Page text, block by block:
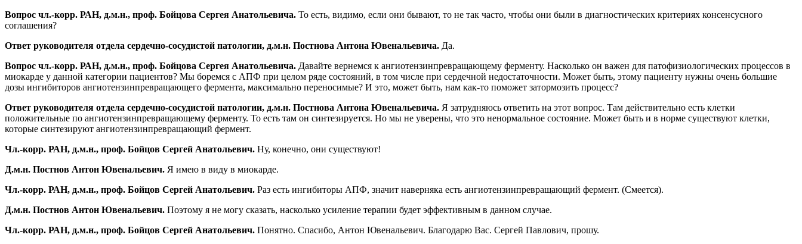
Вопрос чл.-корр. РАН, д.м.н., проф. Бойцова Сергея Анатольевича. То есть, видимо, если они бывают, то не так часто, чтобы они были в диагностических критериях консенсусного
соглашения?
Ответ руководителя отдела сердечно-сосудистой патологии, д.м.н. Постнова Антона Ювенальевича. Да.
Вопрос чл.-корр. РАН, д.м.н., проф. Бойцова Сергея Анатольевича. Давайте вернемся к ангиотензинпревращающему ферменту. Насколько он важен для патофизиологических процессов в
миокарде у данной категории пациентов? Мы боремся с АПФ при целом ряде состояний, в том числе при сердечной недостаточности. Может быть, этому пациенту нужны очень большие
дозы ингибиторов ангиотензинпревращающего фермента, максимально переносимые? И это, может быть, нам как-то поможет затормозить процесс?
Ответ руководителя отдела сердечно-сосудистой патологии, д.м.н. Постнова Антона Ювенальевича. Я затрудняюсь ответить на этот вопрос. Там действительно есть клетки
положительные по ангиотензинпревращающему ферменту. То есть там он синтезируется. Но мы не уверены, что это ненормальное состояние. Может быть и в норме существуют клетки,
которые синтезируют ангиотензинпревращающий фермент.
Чл.-корр. РАН, д.м.н., проф. Бойцов Сергей Анатольевич. Ну, конечно, они существуют!
Д.м.н. Постнов Антон Ювенальевич. Я имею в виду в миокарде.
Чл.-корр. РАН, д.м.н., проф. Бойцов Сергей Анатольевич. Раз есть ингибиторы АПФ, значит наверняка есть ангиотензинпревращающий фермент. (Cмеется).
Д.м.н. Постнов Антон Ювенальевич. Поэтому я не могу сказать, насколько усиление терапии будет эффективным в данном случае.
Чл.-корр. РАН, д.м.н., проф. Бойцов Сергей Анатольевич. Понятно. Спасибо, Антон Ювенальевич. Благодарю Вас. Сергей Павлович, прошу.